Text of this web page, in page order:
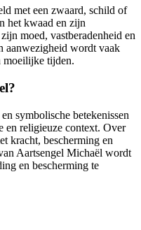
met een zwaard, schild of
het kwaad en zijn
moed, vastberadenheid en
aanwezigheid wordt vaak
moeilijke tijden.
symbolische betekenissen
en religieuze context. Over
kracht, bescherming en
Aartsengel Michaël wordt
en bescherming te